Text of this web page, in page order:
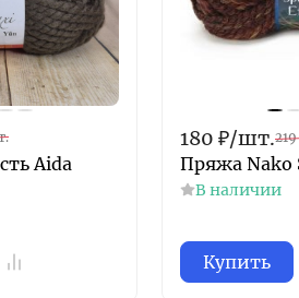
Aida
180 ₽/шт.219
Пряжа Nako
В наличии
Купить